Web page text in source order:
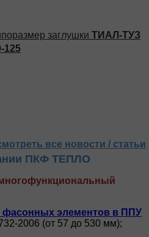
заглушки ТИАЛ-ТУЗ
125
все новости / статьи
ПКФ ТЕПЛО
фасонных элементов в ППУ
2006 (от 57 до 530 мм);